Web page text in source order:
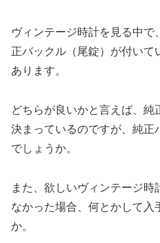
ヴィンテージ時計を見る中
正バックル（尾錠）が付い
あります。
どちらが良いかと言えば、純
決まっているのですが、純正
でしょうか。
また、欲しいヴィンテージ
なかった場合、何とかして入
か。